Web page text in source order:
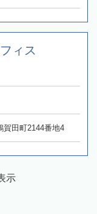
ィス
賀田町2144番地4
示